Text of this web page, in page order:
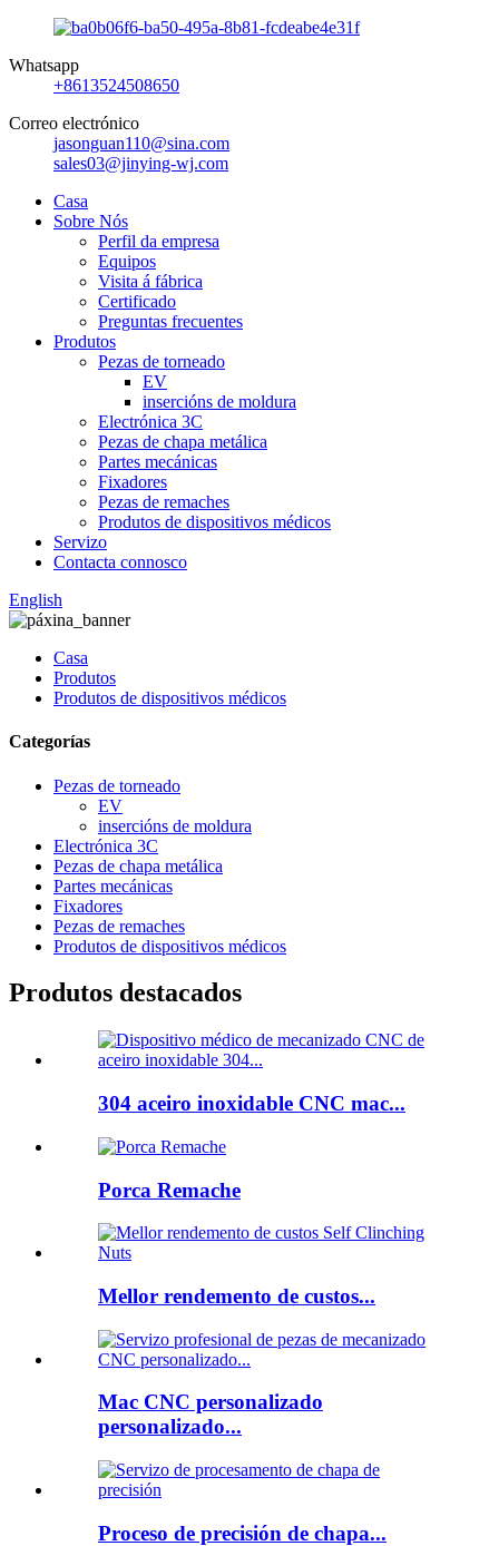
Whatsapp
+8613524508650
Correo electrónico
jasonguan110@sina.com
sales03@jinying-wj.com
Casa
Sobre Nós
Perfil da empresa
Equipos
Visita á fábrica
Certificado
Preguntas frecuentes
Produtos
Pezas de torneado
EV
insercións de moldura
Electrónica 3C
Pezas de chapa metálica
Partes mecánicas
Fixadores
Pezas de remaches
Produtos de dispositivos médicos
Servizo
Contacta connosco
English
Casa
Produtos
Produtos de dispositivos médicos
Categorías
Pezas de torneado
EV
insercións de moldura
Electrónica 3C
Pezas de chapa metálica
Partes mecánicas
Fixadores
Pezas de remaches
Produtos de dispositivos médicos
Produtos destacados
304 aceiro inoxidable CNC mac...
Porca Remache
Mellor rendemento de custos...
Mac CNC personalizado
personalizado...
Proceso de precisión de chapa...